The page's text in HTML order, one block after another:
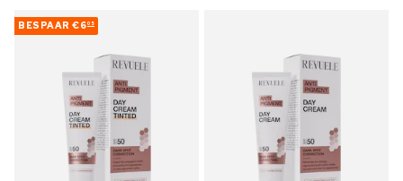
BESPAAR €605